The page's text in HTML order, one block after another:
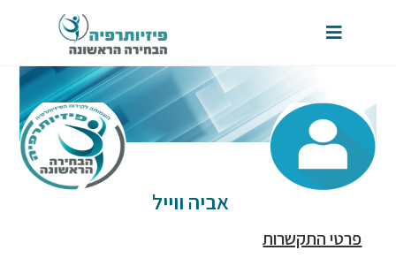
אביה ווייל
פרטי התקשרות